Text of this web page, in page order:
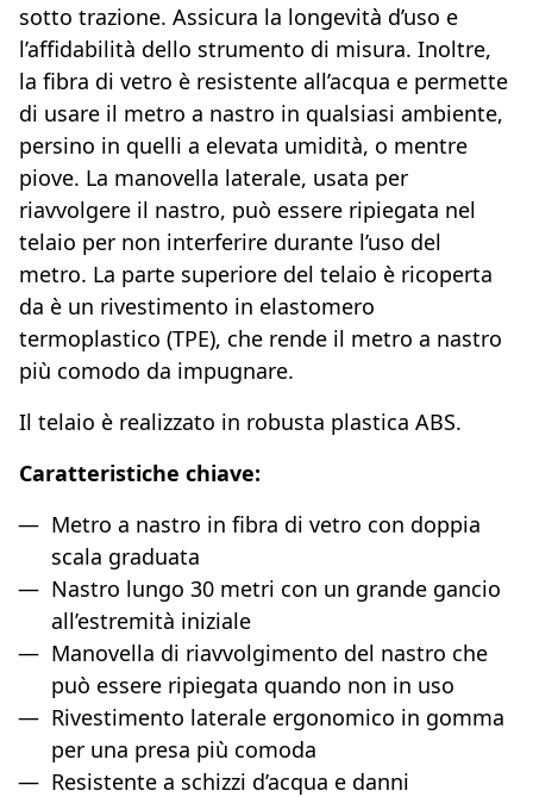
sotto trazione. Assicura la longevità d’uso e
l’affidabilità dello strumento di misura. Inoltre,
la fibra di vetro è resistente all’acqua e permette
di usare il metro a nastro in qualsiasi ambiente,
persino in quelli a elevata umidità, o mentre
piove. La manovella laterale, usata per
riavvolgere il nastro, può essere ripiegata nel
telaio per non interferire durante l’uso del
metro. La parte superiore del telaio è ricoperta
da è un rivestimento in elastomero
termoplastico (TPE), che rende il metro a nastro
più comodo da impugnare.
Il telaio è realizzato in robusta plastica ABS.
Caratteristiche chiave:
Metro a nastro in fibra di vetro con doppia
scala graduata
Nastro lungo 30 metri con un grande gancio
all’estremità iniziale
Manovella di riavvolgimento del nastro che
può essere ripiegata quando non in uso
Rivestimento laterale ergonomico in gomma
per una presa più comoda
Resistente a schizzi d’acqua e danni